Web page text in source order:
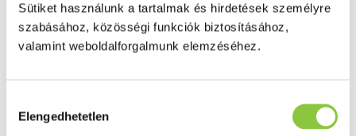
Sütiket használunk a tartalmak és hirdetések személyre
szabásához, közösségi funkciók biztosításához,
valamint weboldalforgalmunk elemzéséhez.
kiválasztása
Elengedhetetlen
Betétek, tamponok
Klimax
Terhességi tesztek
Fogamzásgátlás, síkosítók, potencia
Prosztata
Potencia